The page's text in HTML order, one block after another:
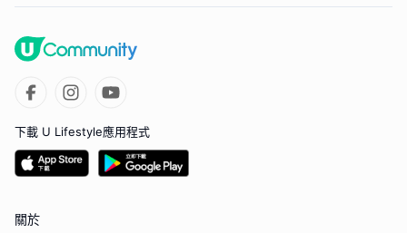
下載 U Lifestyle應用程式
關於